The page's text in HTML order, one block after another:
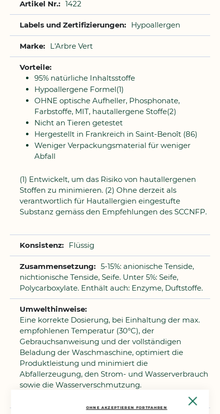
Close
OHNE AKZEPTIEREN FORTFAHREN
Informationen
1422
Hypoallergen
L'Arbre Vert
95% natürliche Inhaltsstoffe
Hypoallergene Formel(1)
OHNE optische Aufheller, Phosphonate,
Farbstoffe, MIT, hautallergene Stoffe(2)
Nicht an Tieren getestet
Hergestellt in Frankreich in Saint-Benoît (86)
Weniger Verpackungsmaterial für weniger
Abfall
(1) Entwickelt, um das Risiko von hautallergenen
Stoffen zu minimieren. (2) Ohne derzeit als
verantwortlich für Hautallergien eingestufte
Substanz gemäss den Empfehlungen des SCCNFP.
Flüssig
5-15%: anionische Tenside,
nichtionische Tenside, Seife. Unter 5%: Seife,
Polycarboxylate. Enthält auch: Enzyme, Duftstoffe.
Eine korrekte Dosierung, bei Einhaltung der max.
empfohlenen Temperatur (30°C), der
Gebrauchsanweisung und der vollständigen
Beladung der Waschmaschine, optimiert die
Produktleistung und minimiert die
Abfallerzeugung, den Strom- und Wasserverbrauch
sowie die Wasserverschmutzung.